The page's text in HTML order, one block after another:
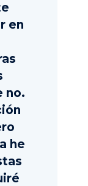
en
no.
he